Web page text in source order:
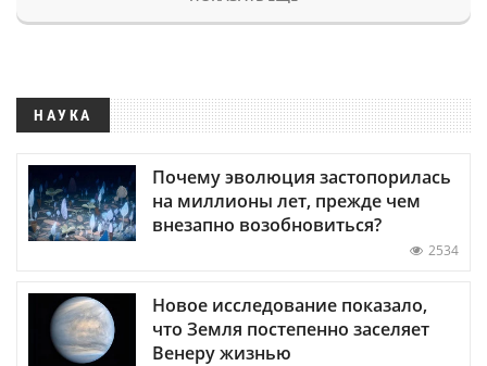
НАУКА
Почему эволюция застопорилась
на миллионы лет, прежде чем
внезапно возобновиться?
2534
Новое исследование показало,
что Земля постепенно заселяет
Венеру жизнью